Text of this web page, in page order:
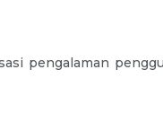
pengalaman